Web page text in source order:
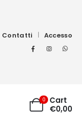
Contatti Accesso
0
Cart
€0,00